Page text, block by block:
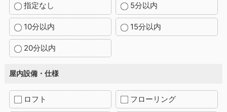
指定なし 5分以内
10分以内 15分以内
20分以内
屋内設備・仕様
ロフト フローリング